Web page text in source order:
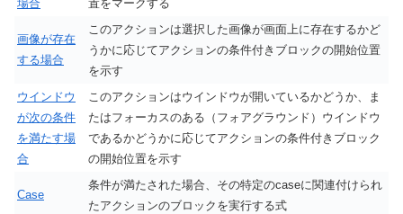
場合 置をマークする
画像が存在
する場合
このアクションは選択した画像が画面上に存在するかど
うかに応じてアクションの条件付きブロックの開始位置
を示す
ウインドウ
が次の条件
を満たす場
合
このアクションはウインドウが開いているかどうか、ま
たはフォーカスのある（フォアグラウンド）ウインドウ
であるかどうかに応じてアクションの条件付きブロック
の開始位置を示す
Case
条件が満たされた場合、その特定のcaseに関連付けられ
たアクションのブロックを実行する式